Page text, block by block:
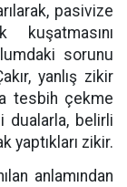
pasivize
sorunu
yanlış zikir
tesbih çekme
dualarla, belirli
yaptıkları zikir.
anlamından